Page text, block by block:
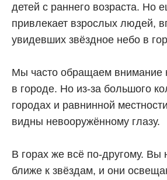
детей с раннего возраста. Но
привлекает взрослых людей,
увидевших звёздное небо в
Мы часто обращаем внимание
в городе. Но из-за большого
городах и равнинной
видны невооружённому глазу.
В горах же всё по-другому. Вы
ближе к звёздам, и они